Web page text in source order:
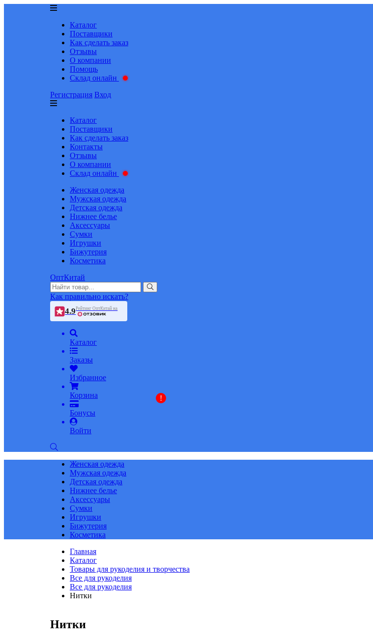
Каталог
Поставщики
Как сделать заказ
Отзывы
О компании
Помощь
Склад онлайн
Регистрация Вход
Каталог
Поставщики
Как сделать заказ
Контакты
Отзывы
О компании
Склад онлайн
Женская одежда
Мужская одежда
Детская одежда
Нижнее белье
Аксессуары
Сумки
Игрушки
Бижутерия
Косметика
ОптКитай
Как правильно искать?
4.9Рейтинг ОптКитай на
Каталог
Заказы
Избранное
Корзина
Бонусы
!
Войти
Женская одежда
Мужская одежда
Детская одежда
Нижнее белье
Аксессуары
Сумки
Игрушки
Бижутерия
Косметика
Главная
Каталог
Товары для рукоделия и творчества
Все для рукоделия
Все для рукоделия
Нитки
Нитки